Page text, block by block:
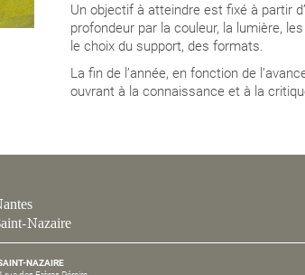
Un objectif à atteindre est fixé à partir
profondeur par la couleur, la lumière,
le choix du support, des formats.
La fin de l’année, en fonction de
ouvrant à la connaissance et à la
Nazaire
NAZAIRE